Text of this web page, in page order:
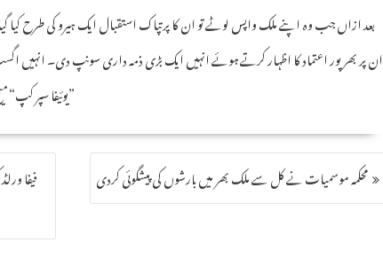
بعد ازاں جب وہ اپنے ملک واپس لوٹے تو ان کا پرتپاک استقبال ایک ہیرو کی طرح کیا
ان پر بھرپور اعتماد کا اظہار کرتے ہوئے انہیں ایک بڑی ذمہ داری سونپ دی۔
”یوئیفا سپر
فیفا
محکمہ موسمیات نے کل سے ملک بھر میں بارشوں کی پیشگوئی کردی